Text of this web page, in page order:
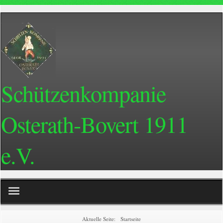
Schützenkompanie
Osterath-Bovert 1911
e.V.
Aktuelle Seite: Startseite